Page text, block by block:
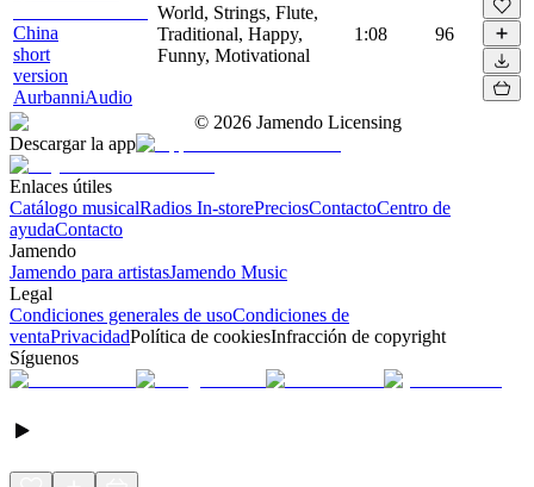
China
short
version
AurbanniAudio
World, Strings, Flute,
Traditional, Happy,
Funny, Motivational
1:08 96
© 2026 Jamendo Licensing
Descargar la app
Enlaces útiles
Catálogo musicalRadios In-storePreciosContactoCentro de
ayudaContacto
Jamendo
Jamendo para artistasJamendo Music
Legal
Condiciones generales de usoCondiciones de
ventaPrivacidadPolítica de cookiesInfracción de copyright
Síguenos